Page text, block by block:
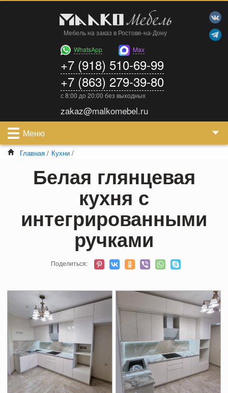
Мебель на заказ в Ростове-на-Дону
WhatsApp
Max
+7 (918) 510-69-99
+7 (863) 279-39-80
с 8:00 до 20:00 без выходных
zakaz@malkomebel.ru
Меню
Главная / Кухни /
Белая глянцевая
кухня с
интегрированными
ручками
Поделиться: